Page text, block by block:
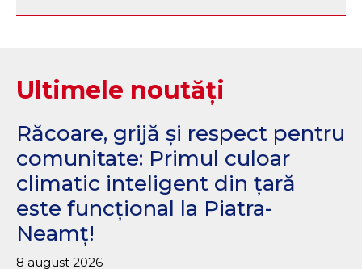
Ultimele noutăți
Răcoare, grijă și respect pentru
comunitate: Primul culoar
climatic inteligent din țară
este funcțional la Piatra-
Neamț!
8 august 2026